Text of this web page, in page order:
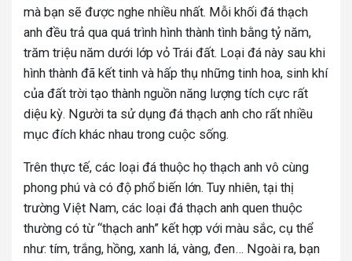
mà bạn sẽ được nghe nhiều nhất. Mỗi khối đá thạch
anh đều trả qua quá trình hình thành tình bằng tỷ năm,
trăm triệu năm dưới lớp vỏ Trái đất. Loại đá này sau khi
hình thành đã kết tinh và hấp thụ những tinh hoa, sinh khí
của đất trời tạo thành nguồn năng lượng tích cực rất
diệu kỳ. Người ta sử dụng đá thạch anh cho rất nhiều
mục đích khác nhau trong cuộc sống.
Trên thực tế, các loại đá thuộc họ thạch anh vô cùng
phong phú và có độ phổ biến lớn. Tuy nhiên, tại thị
trường Việt Nam, các loại đá thạch anh quen thuộc
thường có từ “thạch anh” kết hợp với màu sắc, cụ thể
như: tím, trắng, hồng, xanh lá, vàng, đen… Ngoài ra, bạn